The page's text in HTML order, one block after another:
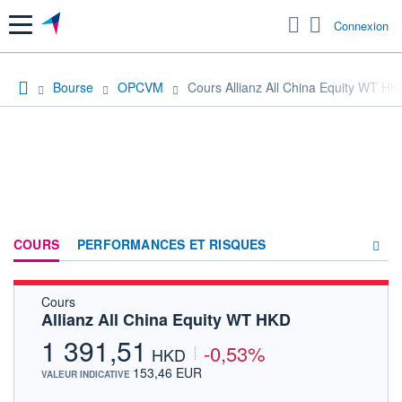
Menu Connexion
Bourse OPCVM Cours Allianz All China Equity WT
COURS PERFORMANCES ET RISQUES
FORUM
Cours
Allianz All China Equity WT HKD
1 391,51 HKD -0,53%
VALEUR INDICATIVE 153,46 EUR